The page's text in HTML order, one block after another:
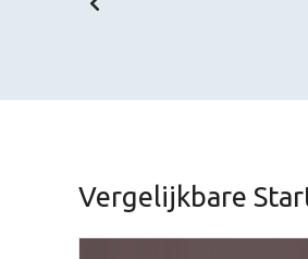
Vergelijkbare